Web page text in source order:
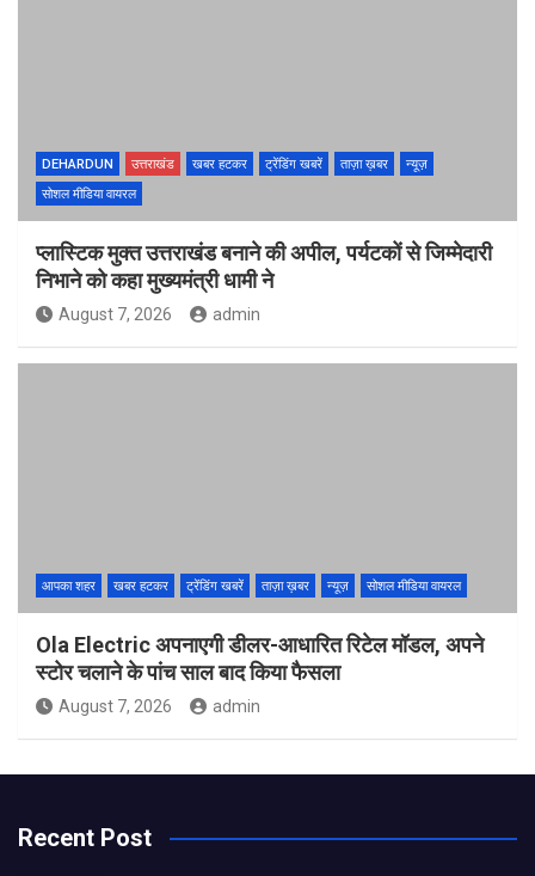
DEHARDUN उत्तराखंड खबर हटकर ट्रेंडिंग खबरें ताज़ा ख़बर
न्यूज़
सोशल मीडिया वायरल
प्लास्टिक मुक्त उत्तराखंड बनाने की अपील, पर्यटकों से जिम्मेदारी
निभाने को कहा मुख्यमंत्री धामी ने
August 7, 2026 admin
आपका शहर खबर हटकर ट्रेंडिंग खबरें ताज़ा ख़बर न्यूज़ सोशल मीडिया वायरल
Ola Electric अपनाएगी डीलर-आधारित रिटेल मॉडल, अपने
स्टोर चलाने के पांच साल बाद किया फैसला
August 7, 2026 admin
Recent Post